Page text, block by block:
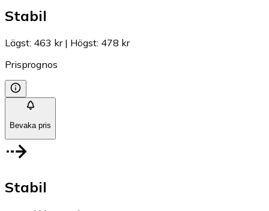
Stabil
Lägst: 463 kr| Högst: 478 kr
Prisprognos
Bevaka pris
Stabil